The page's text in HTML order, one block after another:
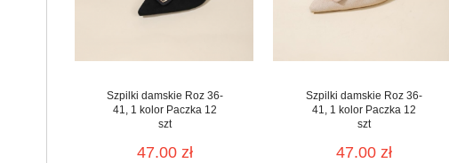
Szpilki damskie Roz 36-
41, 1 kolor Paczka 12
szt
47.00 zł
Szpilki damskie Roz 36-
41, 1 kolor Paczka 12
szt
47.00 zł